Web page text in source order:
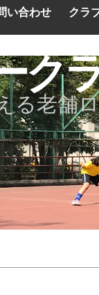
い合わせ クラ
ク
る老舗